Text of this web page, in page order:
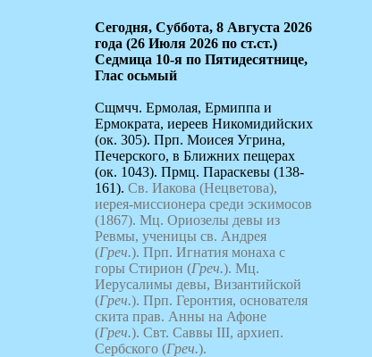
Сегодня, Суббота, 8 Августа 2026
года (26 Июля 2026 по ст.ст.)
Седмица 10-я по Пятидесятнице,
Глас осьмый
Сщмчч. Ермолая, Ермиппа и
Ермократа, иереев Никомидийских
(ок. 305). Прп. Моисея Угрина,
Печерского, в Ближних пещерах
(ок. 1043). Прмц. Параскевы (138-
161). Св. Иакова (Нецветова),
иерея-миссионера среди эскимосов
(1867). Мц. Ориозелы девы из
Ревмы, ученицы св. Андрея
(Греч.). Прп. Игнатия монаха с
горы Стирион (Греч.). Мц.
Иерусалимы девы, Византийской
(Греч.). Прп. Геронтия, основателя
скита прав. Анны на Афоне
(Греч.). Свт. Саввы III, архиеп.
Сербского (Греч.).